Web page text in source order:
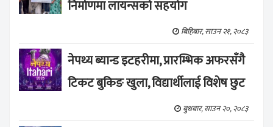
निर्माणमा लायन्सको सहयोग
बिहिबार, साउन २१, २०८३
नेपथ्य ब्यान्ड इटहरीमा, प्रारम्भिक अफरसँगै
टिकट बुकिङ खुला, विद्यार्थीलाई विशेष छुट
बुधबार, साउन २०, २०८३